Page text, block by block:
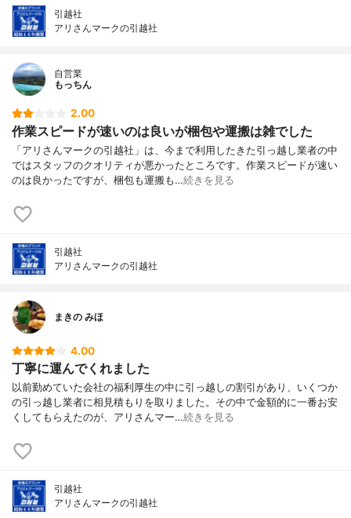
引越社
アリさんマークの引越社
自営業
もっちん
2.00
作業スピードが速いのは良いが梱包や運搬は雑でした
「アリさんマークの引越社」は、今まで利用したきた引っ越し業者の中
ではスタッフのクオリティが悪かったところです。作業スピードが速い
のは良かったですが、梱包も運搬も…続きを見る
引越社
アリさんマークの引越社
まきの みほ
4.00
丁寧に運んでくれました
以前勤めていた会社の福利厚生の中に引っ越しの割引があり、いくつか
の引っ越し業者に相見積もりを取りました。その中で金額的に一番お安
くしてもらえたのが、アリさんマー…続きを見る
引越社
アリさんマークの引越社